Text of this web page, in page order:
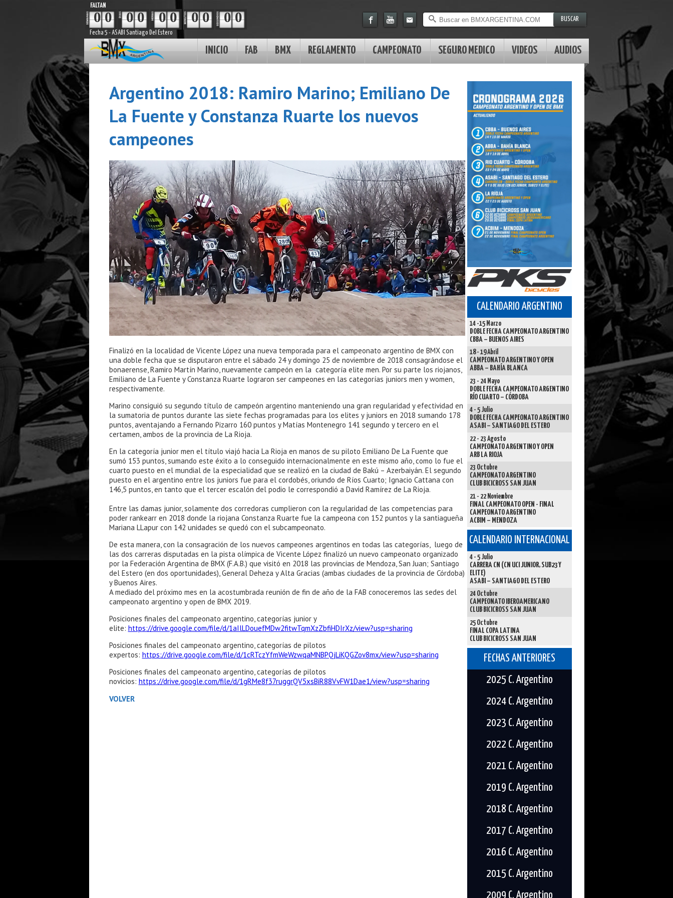
FALTAN
0 0 0 0 0 0 0 0 0 0
Fecha 5 - ASABI Santiago Del Estero
INICIO FAB BMX REGLAMENTO CAMPEONATO SEGURO MEDICO VIDEOS AUDIOS
Argentino 2018: Ramiro Marino; Emiliano De
La Fuente y Constanza Ruarte los nuevos
campeones
Finalizó en la localidad de Vicente López una nueva temporada para el campeonato argentino de BMX con
una doble fecha que se disputaron entre el sábado 24 y domingo 25 de noviembre de 2018 consagrándose el
bonaerense, Ramiro Martín Marino, nuevamente campeón en la categoría elite men. Por su parte los riojanos,
Emiliano de La Fuente y Constanza Ruarte lograron ser campeones en las categorías juniors men y women,
respectivamente.
Marino consiguió su segundo título de campeón argentino manteniendo una gran regularidad y efectividad en
la sumatoria de puntos durante las siete fechas programadas para los elites y juniors en 2018 sumando 178
puntos, aventajando a Fernando Pizarro 160 puntos y Matías Montenegro 141 segundo y tercero en el
certamen, ambos de la provincia de La Rioja.
En la categoría junior men el título viajó hacia La Rioja en manos de su piloto Emiliano De La Fuente que
sumó 153 puntos, sumando este éxito a lo conseguido internacionalmente en este mismo año, como lo fue el
cuarto puesto en el mundial de la especialidad que se realizó en la ciudad de Bakú – Azerbaiyán. El segundo
puesto en el argentino entre los juniors fue para el cordobés, oriundo de Ríos Cuarto; Ignacio Cattana con
146,5 puntos, en tanto que el tercer escalón del podio le correspondió a David Ramírez de La Rioja.
Entre las damas junior, solamente dos corredoras cumplieron con la regularidad de las competencias para
poder rankearr en 2018 donde la riojana Constanza Ruarte fue la campeona con 152 puntos y la santiagueña
Mariana LLapur con 142 unidades se quedó con el subcampeonato.
De esta manera, con la consagración de los nuevos campeones argentinos en todas las categorías, luego de
las dos carreras disputadas en la pista olímpica de Vicente López finalizó un nuevo campeonato organizado
por la Federación Argentina de BMX (F.A.B.) que visitó en 2018 las provincias de Mendoza, San Juan; Santiago
del Estero (en dos oportunidades), General Deheza y Alta Gracias (ambas ciudades de la provincia de Córdoba)
y Buenos Aires.
A mediado del próximo mes en la acostumbrada reunión de fin de año de la FAB conoceremos las sedes del
campeonato argentino y open de BMX 2019.
Posiciones finales del campeonato argentino, categorías junior y
elite: https://drive.google.com/file/d/1aIlLDouefMDw2fitwTqmXzZbfiHDIrXz/view?usp=sharing
Posiciones finales del campeonato argentino, categorías de pilotos
expertos: https://drive.google.com/file/d/1cRTczYfmWeWzwqaMNBPQjLiKQGZov8mx/view?usp=sharing
Posiciones finales del campeonato argentino, categorías de pilotos
novicios: https://drive.google.com/file/d/1gRMe8f37ruggrQV5xsBiR88VvFW1Dae1/view?usp=sharing
VOLVER
CALENDARIO ARGENTINO
14 -15 Marzo
DOBLE FECHA CAMPEONATO ARGENTINO
CBBA – BUENOS AIRES
18 - 19 Abril
CAMPEONATO ARGENTINO Y OPEN
ABBA – BAHÍA BLANCA
23 - 24 Mayo
DOBLE FECHA CAMPEONATO ARGENTINO
RÍO CUARTO – CÓRDOBA
4 - 5 Julio
DOBLE FECHA CAMPEONATO ARGENTINO
ASABI – SANTIAGO DEL ESTERO
22 - 23 Agosto
CAMPEONATO ARGENTINO Y OPEN
ARB LA RIOJA
23 Octubre
CAMPEONATO ARGENTINO
CLUB BICICROSS SAN JUAN
21 - 22 Noviembre
FINAL CAMPEONATO OPEN - FINAL
CAMPEONATO ARGENTINO
ACBIM – MENDOZA
CALENDARIO INTERNACIONAL
4 - 5 Julio
CARRERA CN (CN UCI JUNIOR, SUB23 Y
ELITE)
ASABI – SANTIAGO DEL ESTERO
24 Octubre
CAMPEONATO IBEROAMERICANO
CLUB BICICROSS SAN JUAN
25 Octubre
FINAL COPA LATINA
CLUB BICICROSS SAN JUAN
FECHAS ANTERIORES
2025 C. Argentino
2024 C. Argentino
2023 C. Argentino
2022 C. Argentino
2021 C. Argentino
2019 C. Argentino
2018 C. Argentino
2017 C. Argentino
2016 C. Argentino
2015 C. Argentino
2009 C. Argentino